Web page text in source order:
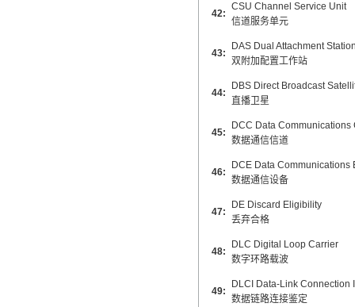
42:
CSU Channel Service Unit
信道服务单元
43:
DAS Dual Attachment
双附加配置工作站
44:
DBS Direct Broadcast
直播卫星
45:
DCC Data Communications
数据通信信道
46:
DCE Data Communications
数据通信设备
47:
DE Discard Eligibility
丢弃合格
48:
DLC Digital Loop Carrier
数字环路载波
49:
DLCI Data-Link Connection
数据链路连接鉴定